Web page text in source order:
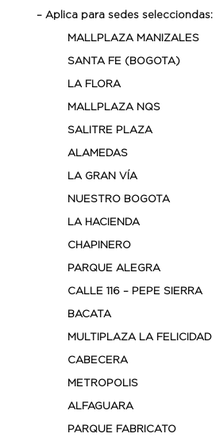
– Aplica para sedes selecciondas:
MALLPLAZA MANIZALES
SANTA FE (BOGOTA)
LA FLORA
MALLPLAZA NQS
SALITRE PLAZA
ALAMEDAS
LA GRAN VÍA
NUESTRO BOGOTA
LA HACIENDA
CHAPINERO
PARQUE ALEGRA
CALLE 116 – PEPE SIERRA
BACATA
MULTIPLAZA LA FELICIDAD
CABECERA
METROPOLIS
ALFAGUARA
PARQUE FABRICATO